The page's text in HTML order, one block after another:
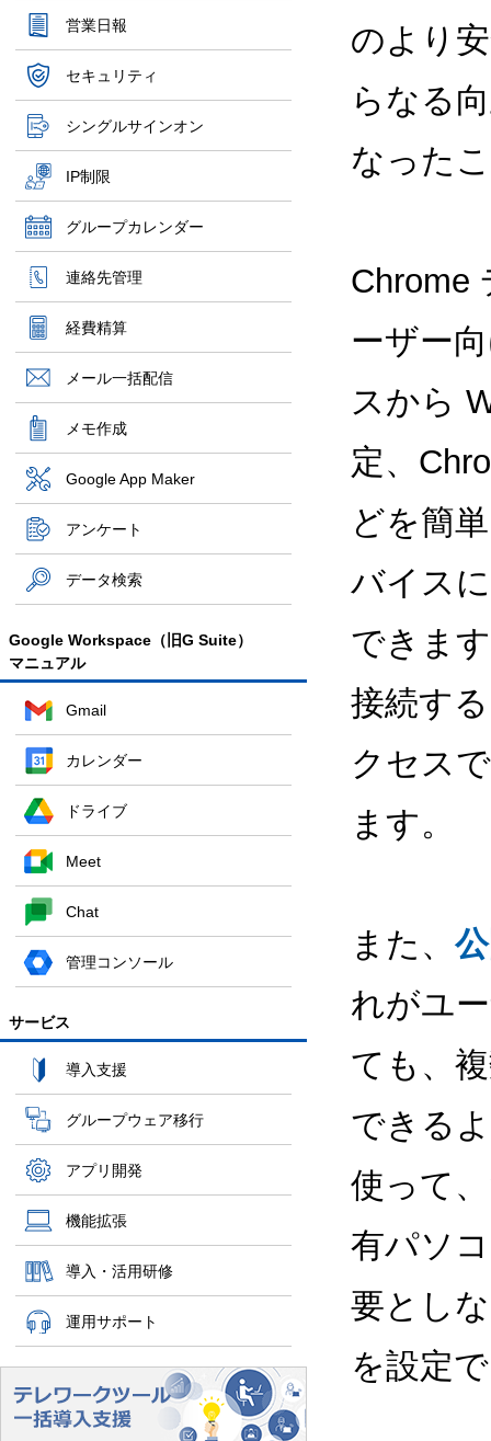
営業日報
セキュリティ
シングルサインオン
IP制限
グループカレンダー
連絡先管理
経費精算
メール一括配信
メモ作成
Google App Maker
アンケート
データ検索
Google Workspace（旧G Suite）
マニュアル
Gmail
カレンダー
ドライブ
Meet
Chat
管理コンソール
サービス
導入支援
グループウェア移行
アプリ開発
機能拡張
導入・活用研修
運用サポート
のより
らなる
なった
Chrome
ーザー
スから
定、
どを簡
バイス
できま
接続す
クセス
ます。
また、
れがユ
ても、
できる
使って
有パソ
要とし
を設定